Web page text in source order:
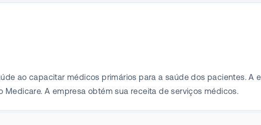
ao capacitar médicos primários para a saúde dos pacientes. A
A empresa obtém sua receita de serviços médicos.